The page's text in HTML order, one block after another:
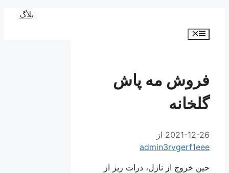
بلاگ
فهرست
فروش مه پاش
گلخانه
2021-12-26 از
admin3rvgerf1eee
حین خروج از نازل، ذرات ریز از